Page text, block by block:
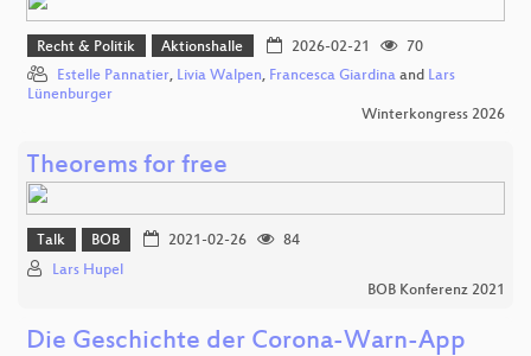
Recht & Politik Aktionshalle 2026-02-21
70
Estelle Pannatier, Livia Walpen, Francesca Giardina and Lars
Lünenburger
Winterkongress 2026
Theorems for free
Talk BOB 2021-02-26
84
Lars Hupel
BOB Konferenz 2021
Die Geschichte der Corona-Warn-App